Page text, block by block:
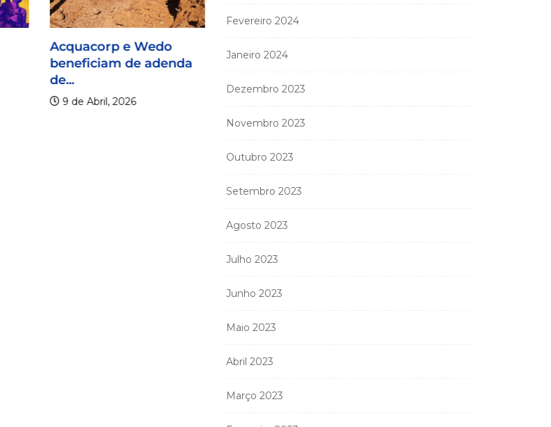
Acquacorp e Wedo
beneficiam de adenda
de...
9 de Abril, 2026
manda apreender os 20
11 de Junho, 2026
Fevereiro 2024
Janeiro 2024
Dezembro 2023
Novembro 2023
Outubro 2023
Setembro 2023
Agosto 2023
Julho 2023
Junho 2023
Maio 2023
Abril 2023
Março 2023